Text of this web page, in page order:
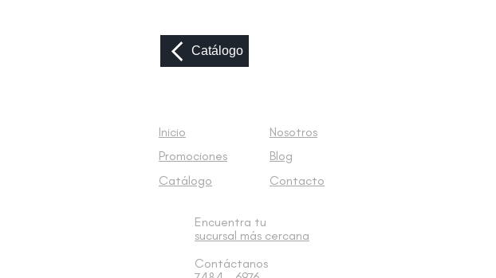
Catálogo
Inicio
Nosotros
Promociones
Blog
Catálogo
Contacto
Encuentra tu
sucursal más cercana
Contáctanos